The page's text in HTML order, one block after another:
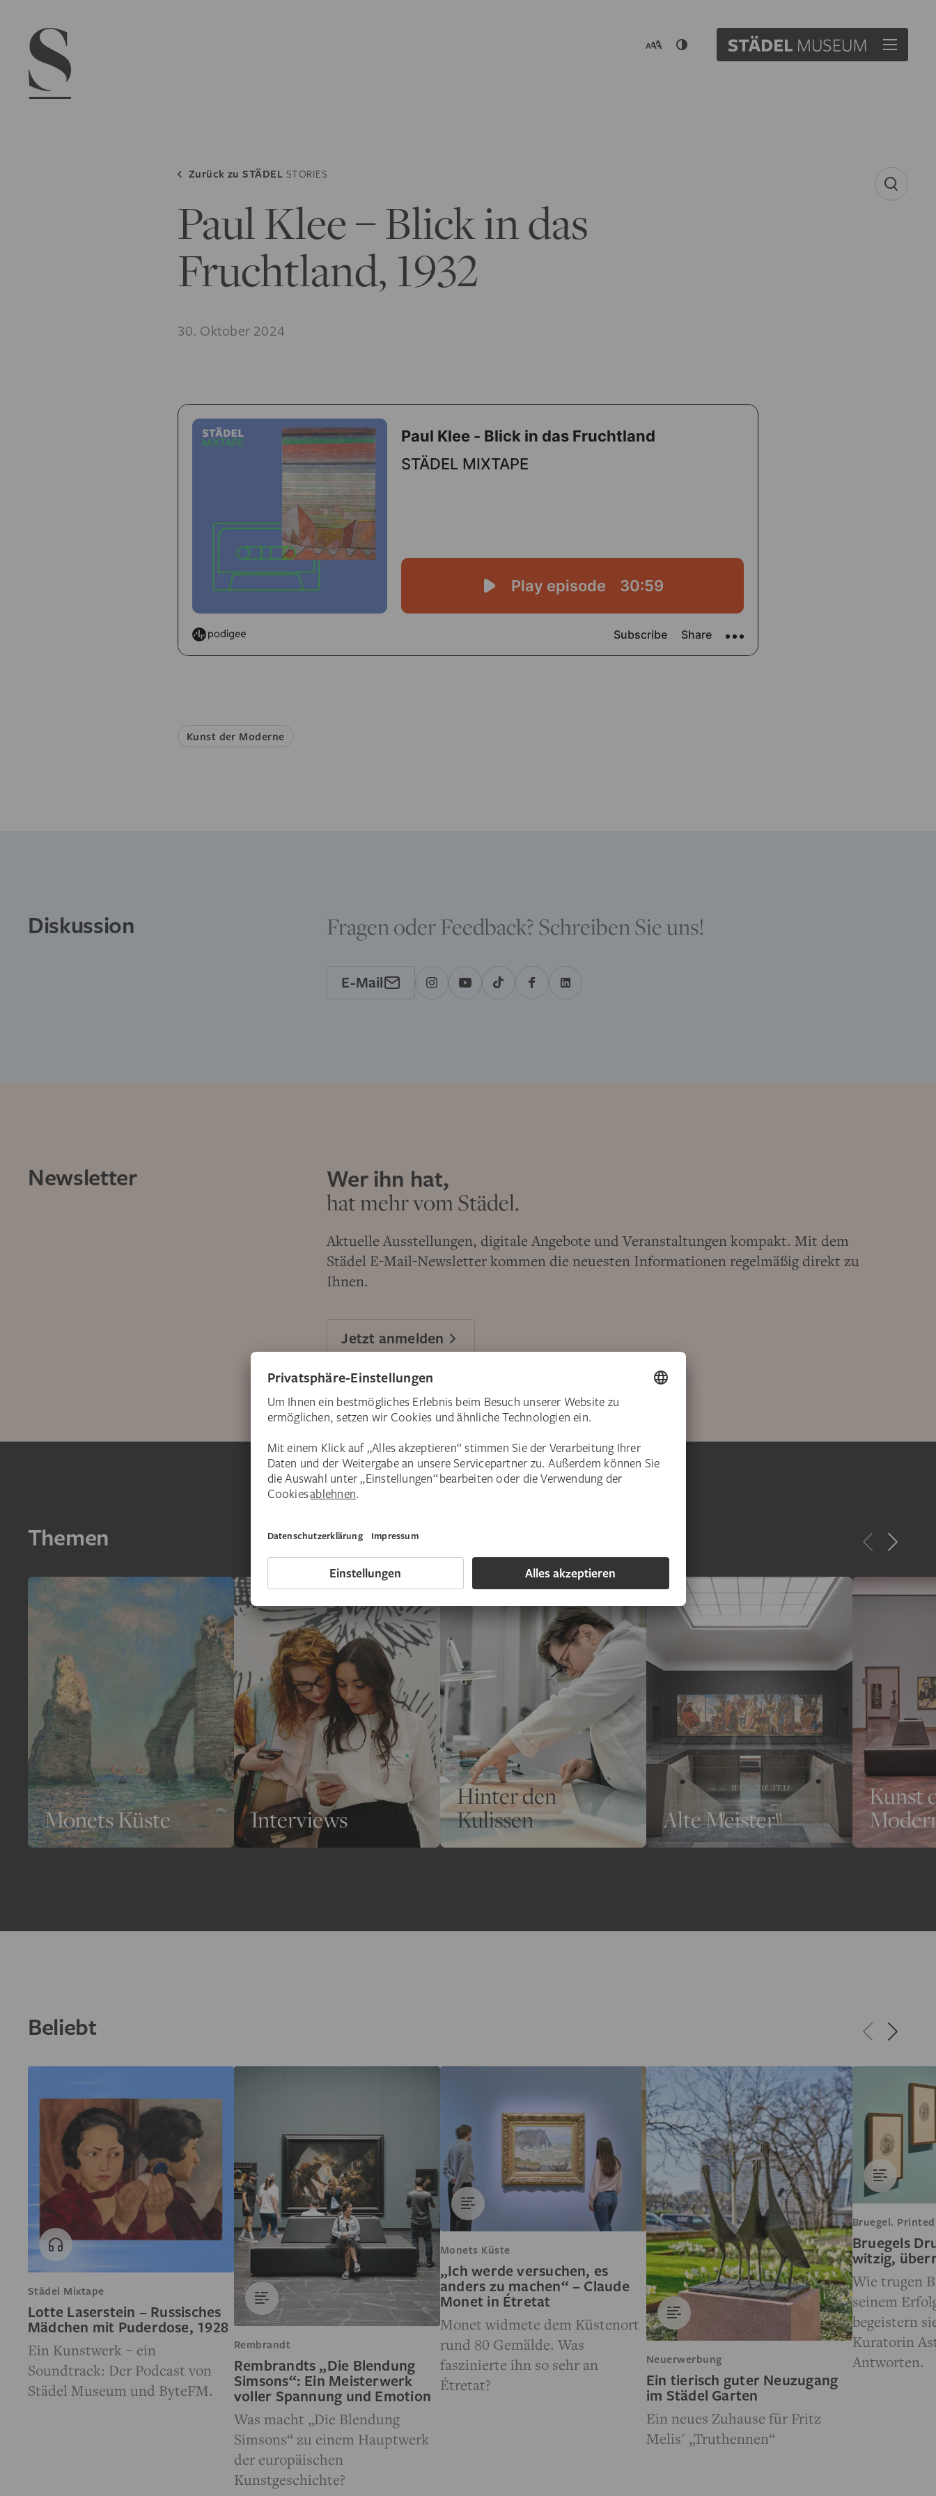
Zurück zuSTÄDEL STORIES
Paul Klee – Blick in das
Fruchtland, 1932
30. Oktober 2024
Kunst der Moderne
Diskussion Fragen oder Feedback? Schreiben Sie uns!
E-Mail
Newsletter Wer ihn hat,
hat mehr vom Städel.
Aktuelle Ausstellungen, digitale Angebote und Veranstaltungen kompakt. Mit dem
Städel E-Mail-Newsletter kommen die neuesten Informationen regelmäßig direkt zu
Ihnen.
Jetzt anmelden
Themen
Monets Küste Interviews
Hinter den
Kulissen
Alte Meister
Kunst
Beliebt
Städel Mixtape
Lotte Laserstein – Russisches
Mädchen mit Puderdose, 1928
Ein Kunstwerk – ein
Soundtrack: Der Podcast von
Städel Museum und ByteFM.
Rembrandt
Rembrandts „Die Blendung
Simsons“: Ein Meisterwerk
voller Spannung und Emotion
Was macht „Die Blendung
Simsons“ zu einem Hauptwerk
der europäischen
Kunstgeschichte?
Monets Küste
„Ich werde versuchen, es
anders zu machen“ – Claude
Monet in Étretat
Monet widmete dem Küstenort
rund 80 Gemälde. Was
faszinierte ihn so sehr an
Étretat?
Neuerwerbung
Ein tierisch guter Neuzugang
im Städel Garten
Ein neues Zuhause für Fritz
Melis' „Truthennen“
Bruegel. Printed
Bruegels
witzig,
Wie trugen
seinem
begeistern
Kuratorin
Antworten.